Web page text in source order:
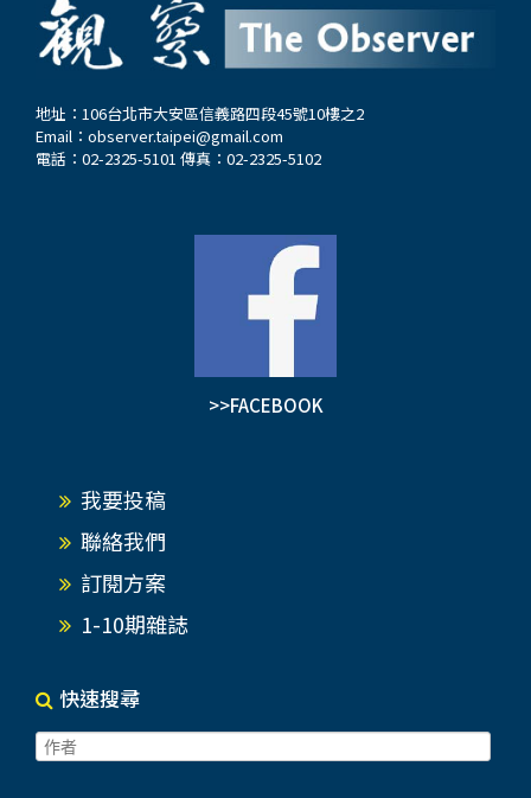
地址：106台北市大安區信義路四段45號10樓之2
Email： observer.taipei@gmail.com
電話：02-2325-5101 傳真：02-2325-5102
>>FACEBOOK
我要投稿
聯絡我們
訂閱方案
1-10期雜誌
快速搜尋